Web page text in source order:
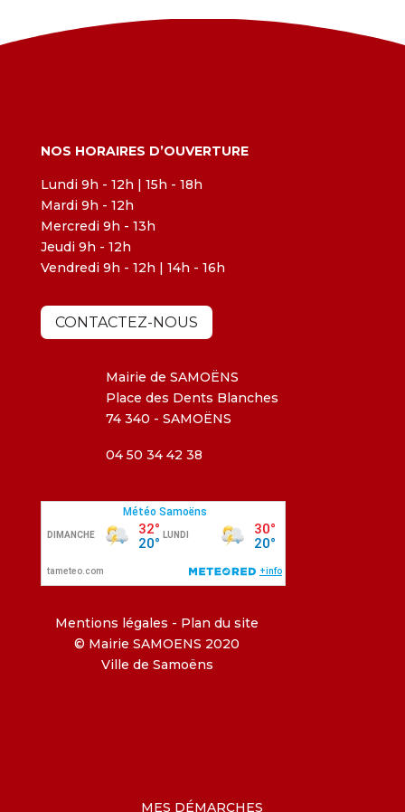
NOS HORAIRES D’OUVERTURE
Lundi 9h - 12h | 15h - 18h
Mardi 9h - 12h
Mercredi 9h - 13h
Jeudi 9h - 12h
Vendredi 9h - 12h | 14h - 16h
CONTACTEZ-NOUS
Mairie de SAMOËNS
Place des Dents Blanches
74 340 - SAMOËNS
04 50 34 42 38
Mentions légales - Plan du site
© Mairie SAMOENS 2020
Ville de Samoëns
MES DÉMARCHES